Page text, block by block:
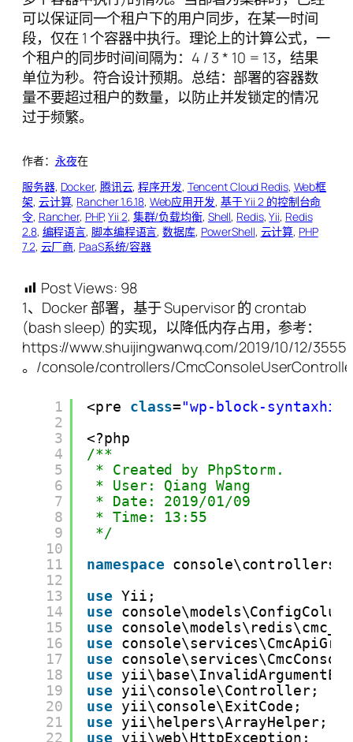
作者： 永夜在
服务器, Docker, 腾讯云, 程序开发, Tencent Cloud Redis, Web框
架, 云计算, Rancher 1.6.18, Web应用开发, 基于 Yii 2 的控制台命
令, Rancher, PHP, Yii 2, 集群/负载均衡, Shell, Redis, Yii, Redis
2.8, 编程语言, 脚本编程语言, 数据库, PowerShell, 云计算, PHP
7.2, 云厂商, PaaS系统/容器
Post Views: 98
1、Docker 部署，基于 Supervisor 的 crontab
(bash sleep) 的实现，以降低内存占用，参考：
https://www.shuijingwanwq.com/2019/10/12/3555/
。/console/controllers/
1
2
3
4
5
6
7
8
9
10
11
12
13
14
15
16
17
18
19
20
21
22
<pre class="wp-block-
<?php
/**
* Created by PhpStorm.
* User: Qiang Wang
* Date: 2019/01/09
* Time: 13:55
*/
namespace console\controllers;
use Yii;
use
use
use
use
use
use yii\console\Controller;
use yii\console\ExitCode;
use yii\helpers\ArrayHelper;
use yii\web\HttpException;